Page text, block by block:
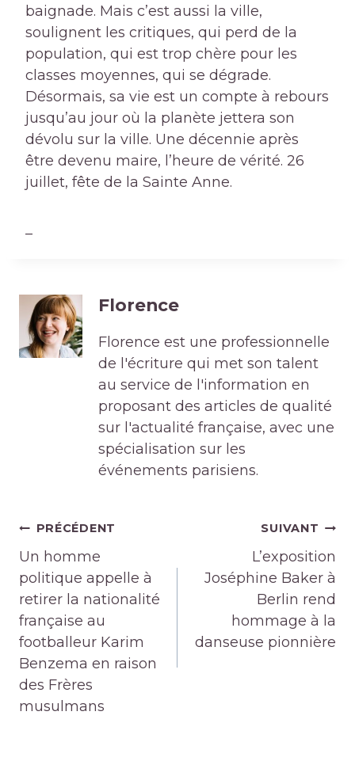
baignade. Mais c’est aussi la ville,
soulignent les critiques, qui perd de la
population, qui est trop chère pour les
classes moyennes, qui se dégrade.
Désormais, sa vie est un compte à rebours
jusqu’au jour où la planète jettera son
dévolu sur la ville. Une décennie après
être devenu maire, l’heure de vérité. 26
juillet, fête de la Sainte Anne.
_
Florence
Florence est une professionnelle
de l'écriture qui met son talent
au service de l'information en
proposant des articles de qualité
sur l'actualité française, avec une
spécialisation sur les
événements parisiens.
Navigation
de
l’article
PRÉCÉDENT
Un homme
politique appelle à
retirer la nationalité
française au
footballeur Karim
Benzema en raison
des Frères
musulmans
SUIVANT
L’exposition
Joséphine Baker à
Berlin rend
hommage à la
danseuse pionnière